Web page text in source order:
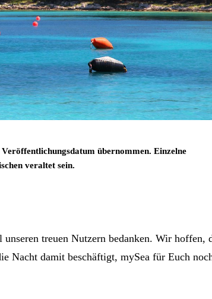
übernommen. Einzelne
veraltet sein.
treuen Nutzern bedanken. Wir hoffen,
Nacht damit beschäftigt, mySea für Euch